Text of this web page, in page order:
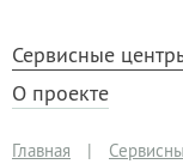
Сервисные
О проекте
Главная |